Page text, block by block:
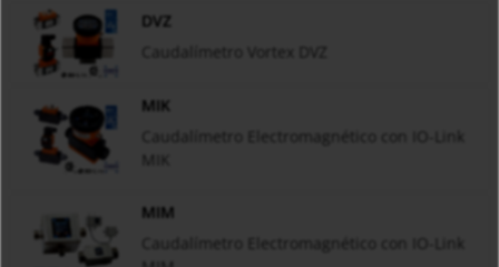
DVZ
Caudalímetro Vortex DVZ
MIK
Caudalímetro Electromagnético con IO-Link
MIK
MIM
Caudalímetro Electromagnético con IO-Link